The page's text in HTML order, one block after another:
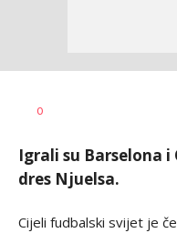
AUTOR
0
Igrali su Barselona i
dres Njuelsa.
Cijeli fudbalski svijet je